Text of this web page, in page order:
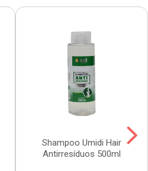
Shampoo Umidi Hair
Antirresíduos 500ml